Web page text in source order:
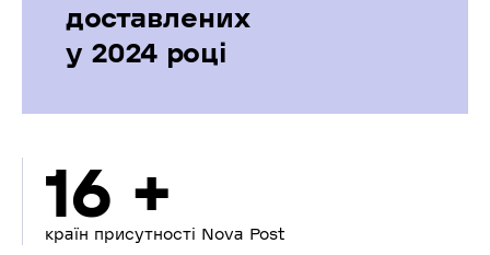
доставлених
у 2024 році
16 +
країн присутності Nova Post